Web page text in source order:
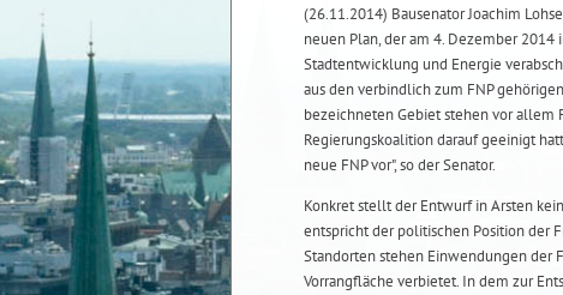
(26.11.2014) Bausenator Joachim
neuen Plan, der am 4. Dezember
Stadtentwicklung und Energie
aus den verbindlich zum FNP
bezeichneten Gebiet stehen vor allem
Regierungskoalition darauf geeinigt
neue FNP vor", so der Senator.
Konkret stellt der Entwurf in Arsten
entspricht der politischen Position der
Standorten stehen Einwendungen der
Vorrangfläche verbietet. In dem zur